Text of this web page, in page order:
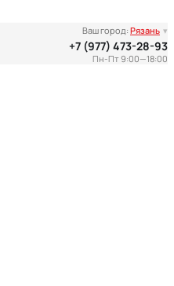
Ваш город: Рязань ▾
+7 (977) 473-28-93
Пн-Пт 9:00—18:00